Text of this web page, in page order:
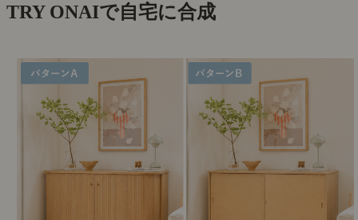
TRY ONAIで自宅に合成